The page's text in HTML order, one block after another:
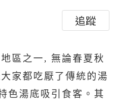
追蹤
區之一, 無論春夏秋
家都吃厭了傳統的湯
色湯底吸引食客。其